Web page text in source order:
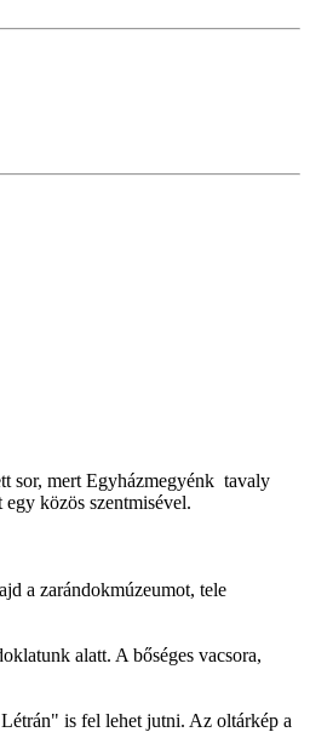
sor, mert Egyházmegyénk tavaly
közös szentmisével.
a zarándokmúzeumot, tele
alatt. A bőséges vacsora,
is fel lehet jutni. Az oltárkép a